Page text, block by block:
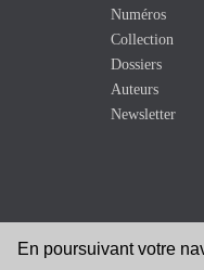
En poursuivant votre
Numéros
Collection
Dossiers
Auteurs
Newsletter